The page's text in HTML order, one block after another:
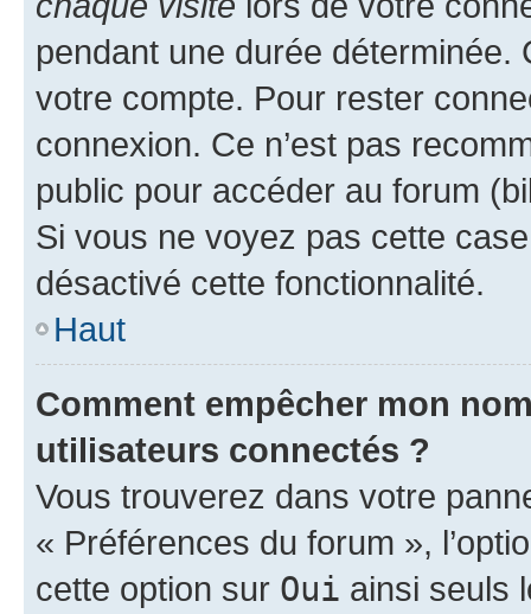
pendant une durée déterminée.
votre compte. Pour rester
connexion. Ce n’est pas
public pour accéder au forum
Si vous ne voyez pas cette
désactivé cette fonctionnalité.
Haut
Comment empêcher mon
utilisateurs connectés ?
Vous trouverez dans votre
« Préférences du forum »,
cette option sur Oui ainsi seuls